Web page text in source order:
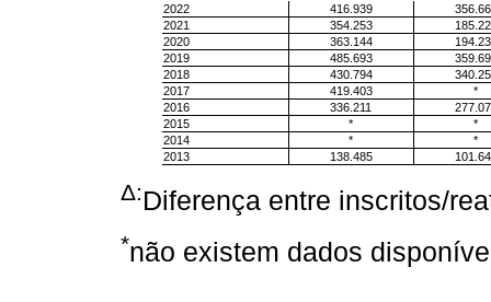
2022 416.939
2021
354.253
2020
363.144
2019
485.693
2018
430.794
2017
419.403
*
2016
336.211
2015
*
*
2014
*
*
2013
138.485
Δ:Diferença entre inscritos/
*não existem dados